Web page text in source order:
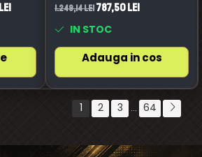
1.249,14 Lei787,50 Lei
IN STOC
Adauga in cos
1 2 3 ... 64